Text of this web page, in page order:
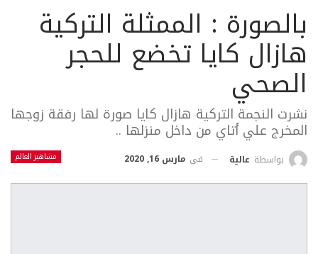
بالصورة : الممثلة التركية
هازال كايا تخضع للحجر
الصحي
نشرت النجمة التركية هازال كايا صورة لها رفقة زوجها
المخرج علي أتاي من داخل منزلها ..
مشاهير العالم بواسطة عالية في مارس 16, 2020